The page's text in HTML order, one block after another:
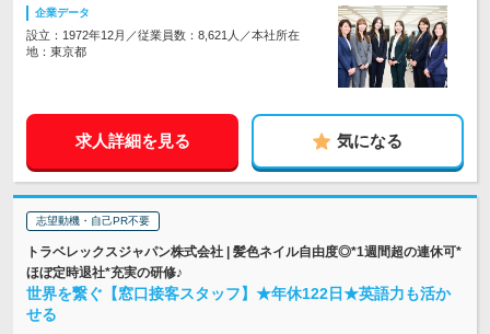
企業データ
設立：1972年12月／従業員数：8,621人／本社所在
地：東京都
求人詳細を見る 気になる
志望動機・自己PR不要
トラベレックスジャパン株式会社 | 髪色ネイル自由度◎*1週間超の連休可*
ほぼ定時退社*充実の研修♪
世界を繋ぐ【窓口接客スタッフ】★年休122日★英語力も活か
せる